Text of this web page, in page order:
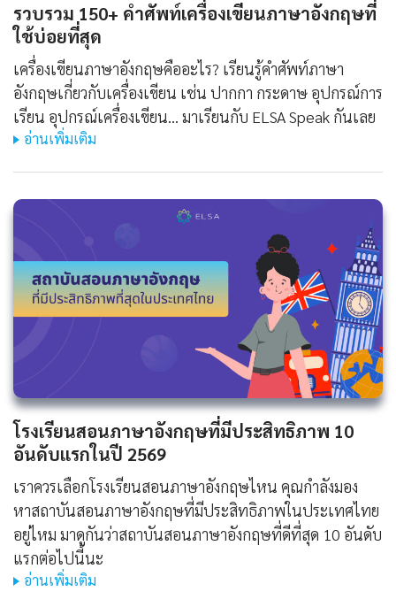
รวบรวม 150+ คำศัพท์เครื่องเขียนภาษาอังกฤษที่
ใช้บ่อยที่สุด
เครื่องเขียนภาษาอังกฤษคืออะไร? เรียนรู้คำศัพท์ภาษา
อังกฤษเกี่ยวกับเครื่องเขียน เช่น ปากกา กระดาษ อุปกรณ์การ
เรียน อุปกรณ์เครื่องเขียน... มาเรียนกับ ELSA Speak กันเลย
อ่านเพิ่มเติม
โรงเรียนสอนภาษาอังกฤษที่มีประสิทธิภาพ 10
อันดับแรกในปี 2569
เราควรเลือกโรงเรียนสอนภาษาอังกฤษไหน คุณกำลังมอง
หาสถาบันสอนภาษาอังกฤษที่มีประสิทธิภาพในประเทศไทย
อยู่ไหม มาดูกันว่าสถาบันสอนภาษาอังกฤษที่ดีที่สุด 10 อันดับ
แรกต่อไปนี้นะ
อ่านเพิ่มเติม